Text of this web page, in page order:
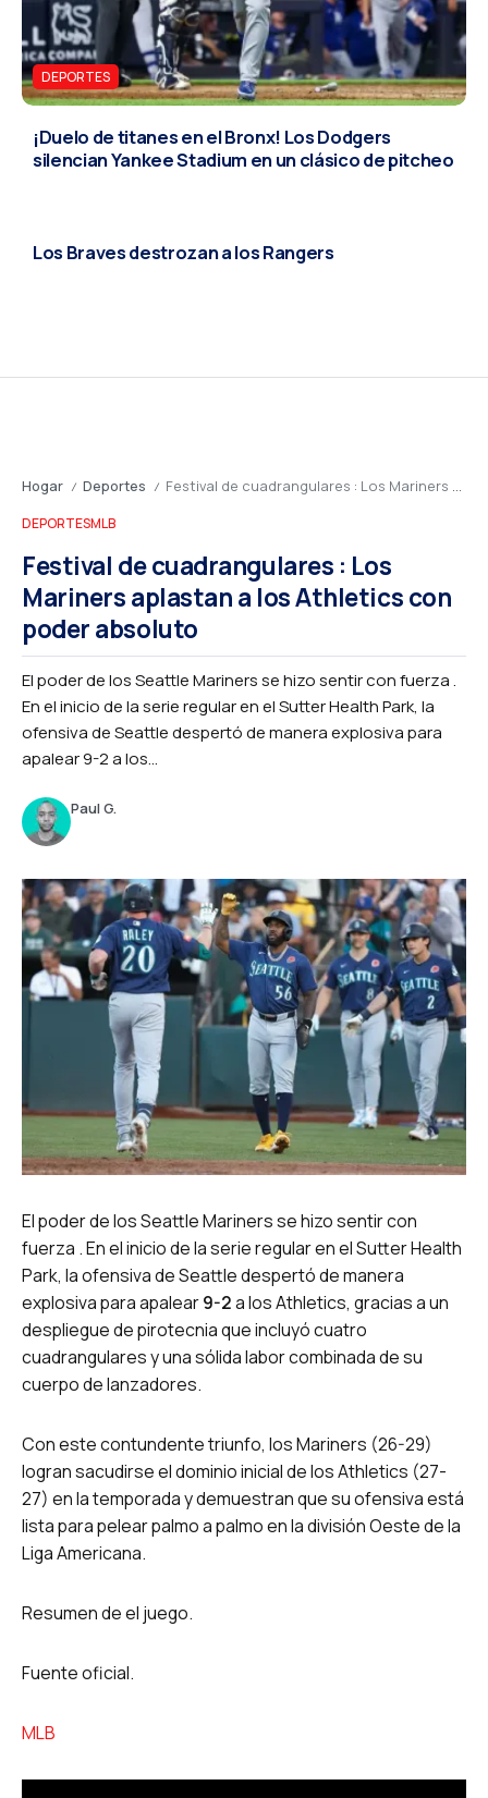
DEPORTES
¡Duelo de titanes en el Bronx! Los Dodgers
silencian Yankee Stadium en un clásico de pitcheo
Los Braves destrozan a los Rangers
Hogar / Deportes / Festival de cuadrangulares : Los Mariners aplastan a los Athletics con poder absoluto
DEPORTESMLB
Festival de cuadrangulares : Los
Mariners aplastan a los Athletics con
poder absoluto
El poder de los Seattle Mariners se hizo sentir con fuerza .
En el inicio de la serie regular en el Sutter Health Park, la
ofensiva de Seattle despertó de manera explosiva para
apalear 9-2 a los...
Paul G.
El poder de los Seattle Mariners se hizo sentir con
fuerza . En el inicio de la serie regular en el Sutter Health
Park, la ofensiva de Seattle despertó de manera
explosiva para apalear9-2a los Athletics, gracias a un
despliegue de pirotecnia que incluyó cuatro
cuadrangulares y una sólida labor combinada de su
cuerpo de lanzadores.
Con este contundente triunfo, los Mariners (26-29)
logran sacudirse el dominio inicial de los Athletics (27-
27) en la temporada y demuestran que su ofensiva está
lista para pelear palmo a palmo en la división Oeste de la
Liga Americana.
Resumen de el juego.
Fuente oficial.
MLB